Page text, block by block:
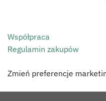
Współpraca
Regulamin zakupów
Zmień preferencje